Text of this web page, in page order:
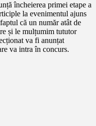
încheierea primei etape a
la evenimentul ajuns
că un număr atât de
și le mulțumim tututor
va fi anunțat
va intra în concurs.